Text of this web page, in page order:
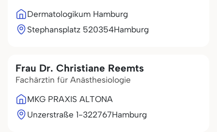
Dermatologikum Hamburg
Stephansplatz 520354Hamburg
Frau Dr. Christiane Reemts
Fachärztin für Anästhesiologie
MKG PRAXIS ALTONA
Unzerstraße 1-322767Hamburg